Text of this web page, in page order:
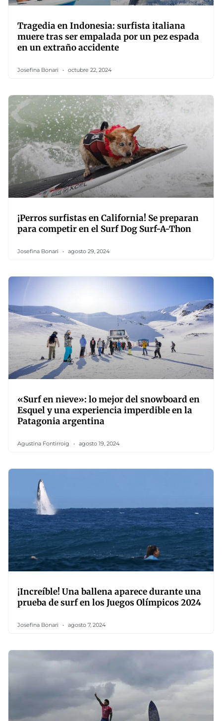
Tragedia en Indonesia: surfista italiana
muere tras ser empalada por un pez espada
en un extraño accidente
Josefina Bonari octubre 22, 2024
¡Perros surfistas en California! Se preparan
para competir en el Surf Dog Surf-A-Thon
Josefina Bonari agosto 29, 2024
«Surf en nieve»: lo mejor del snowboard en
Esquel y una experiencia imperdible en la
Patagonia argentina
Agustina Fontirroig agosto 19, 2024
¡Increíble! Una ballena aparece durante una
prueba de surf en los Juegos Olímpicos 2024
Josefina Bonari agosto 7, 2024